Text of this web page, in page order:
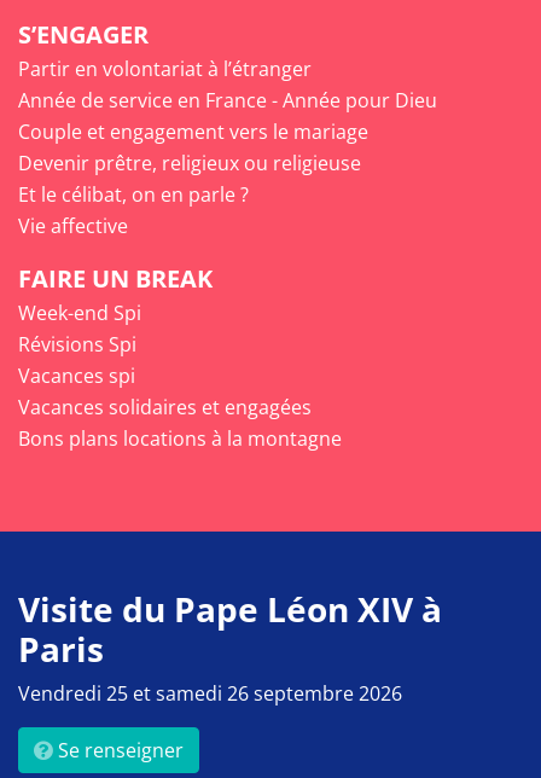
S’ENGAGER
Partir en volontariat à l’étranger
Année de service en France - Année pour Dieu
Couple et engagement vers le mariage
Devenir prêtre, religieux ou religieuse
Et le célibat, on en parle ?
Vie affective
FAIRE UN BREAK
Week-end Spi
Révisions Spi
Vacances spi
Vacances solidaires et engagées
Bons plans locations à la montagne
Visite du Pape Léon XIV à
Paris
Vendredi 25 et samedi 26 septembre 2026
Se renseigner